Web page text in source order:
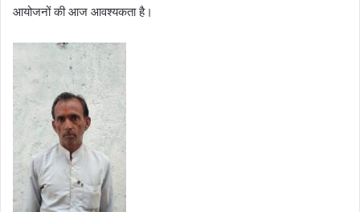
आयोजनों की आज आवश्यकता है।